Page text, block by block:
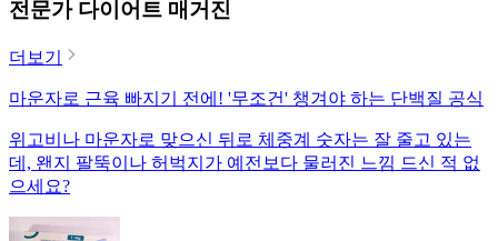
전문가 다이어트 매거진
더보기
마운자로 근육 빠지기 전에! '무조건' 챙겨야 하는 단백질 공식
위고비나 마운자로 맞으신 뒤로 체중계 숫자는 잘 줄고 있는
데, 왠지 팔뚝이나 허벅지가 예전보다 물러진 느낌 드신 적 없
으세요?